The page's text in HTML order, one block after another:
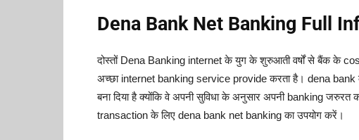
Dena Bank Net Banking Full
दोस्तों Dena Banking internet के युग के शुरुआती वर्षों से बैंक के
अच्छा internet banking service provide करता है। dena
बना दिया है क्योंकि वे अपनी सुविधा के अनुसार अपनी banking जरुरत
transaction के लिए dena bank net banking का उपयोग करें।